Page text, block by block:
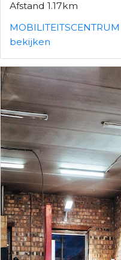
Afstand 1.17km
bekijken